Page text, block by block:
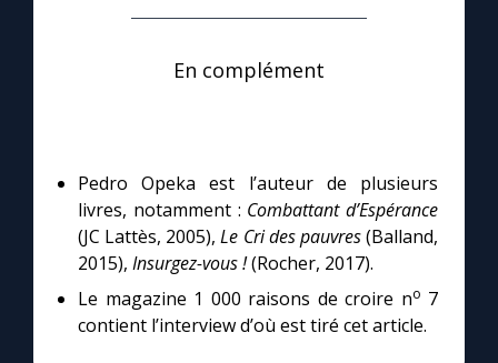
En complément
Pedro Opeka est l’auteur de plusieurs
livres, notamment : Combattant d’Espérance
(JC Lattès, 2005),Le Cri des pauvres(Balland,
2015), Insurgez-vous !(Rocher, 2017).
Le magazine 1 000 raisons de croire no 7
contient l’interview d’où est tiré cet article.